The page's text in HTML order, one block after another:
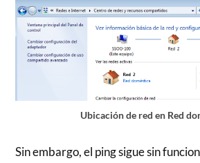
Ubicación de red en Red
Sin embargo, el ping sigue sin